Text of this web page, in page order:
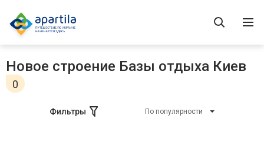
Новое строение Базы отдыха Киев
0
Фильтры По популярности